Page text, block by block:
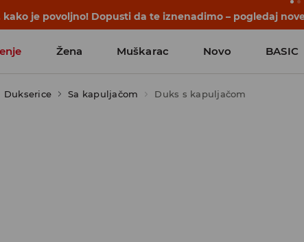
kako je povoljno! Dopusti da te iznenadimo – pogledaj
Žena Muškarac Novo BASIC
Dukserice Sa kapuljačom Duks s kapuljačom